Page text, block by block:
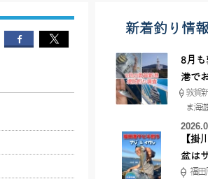
新着釣り情報
8月も
港で
♪ イ
根店
敦賀
ま海
【掛
盆は
りい福田